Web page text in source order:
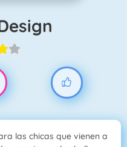
las chicas que vienen a